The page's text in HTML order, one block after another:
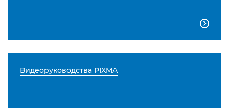

Видеоруководства PIXMA